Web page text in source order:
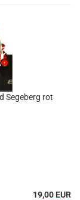
Se­ge­berg rot
19,00 EUR